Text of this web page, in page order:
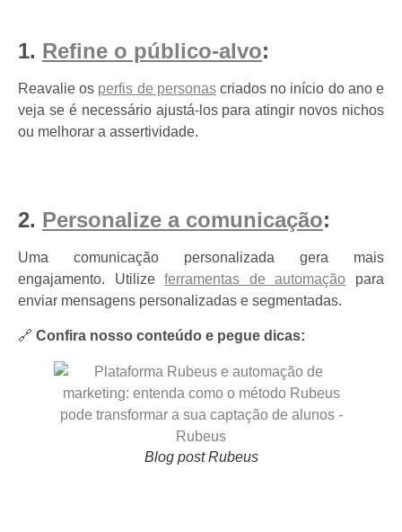
1. Refine o público-alvo:
Reavalie os perfis de personascriados no início do ano e
veja se é necessário ajustá-los para atingir novos nichos
ou melhorar a assertividade.
2. Personalize a comunicação:
Uma comunicação personalizada gera mais
engajamento. Utilizeferramentas de automação para
enviar mensagens personalizadas e segmentadas.
🔗 Confira nosso conteúdo e pegue dicas:
Blog post Rubeus